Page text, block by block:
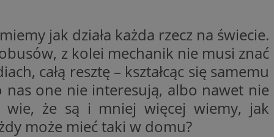
jak działa każda rzecz na świecie.
z kolei mechanik nie musi znać
całą resztę – kształcąc się samemu
nas one nie interesują, albo nawet nie
wie, że są i mniej więcej wiemy, jak
może mieć taki w domu?
Cookie-
dotyczących
to konieczne,
poprawnie.
o zgodzie
Rejestruje
i ustawień
w kolejnych
musi ponownie
wygodę i